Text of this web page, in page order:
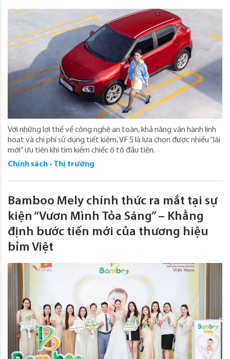
Với những lợi thế về công nghệ an toàn, khả năng vận hành linh
hoạt và chi phí sử dụng tiết kiệm, VF 5 là lựa chọn được nhiều “lái
mới” ưu tiên khi tìm kiếm chiếc ô tô đầu tiên.
Chính sách - Thị trường
Bamboo Mely chính thức ra mắt tại sự
kiện “Vươn Mình Tỏa Sáng” – Khẳng
định bước tiến mới của thương hiệu
bỉm Việt